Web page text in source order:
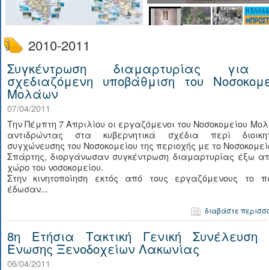
2010-2011
Συγκέντρωση διαμαρτυρίας για
σχεδιαζόμενη υποβάθμιση του
Μολάων
07/04/2011
Την Πέμπτη 7 Απριλίου οι εργαζόμενοι του Νοσοκομείου
αντιδρώντας στα κυβερνητικά σχέδια περί
συγχώνευσης του Νοσοκομείου της περιοχής με το
Σπάρτης, διοργάνωσαν συγκέντρωση διαμαρτυρίας έξω
χώρο του νοσοκομείου.
Στην κινητοποίηση εκτός από τους εργαζόμενους το
έδωσαν...
διαβάστε
8η Ετήσια Τακτική Γενική Συνέλευση
Ένωσης Ξενοδοχείων Λακωνίας
06/04/2011